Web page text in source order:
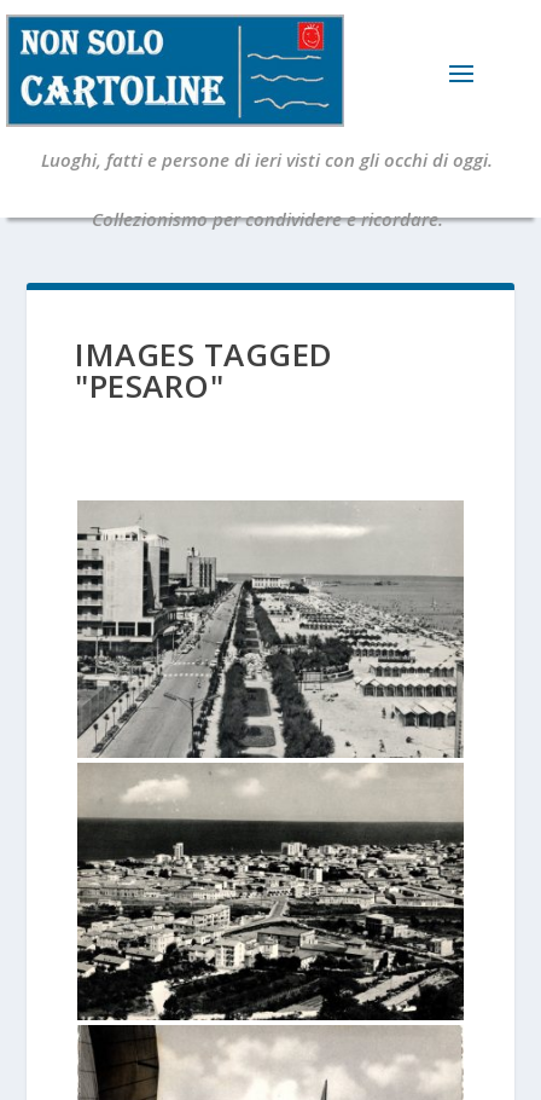
Luoghi, fatti e persone di ieri visti con gli occhi di oggi.
Collezionismo per condividere e ricordare.
IMAGES TAGGED
"PESARO"